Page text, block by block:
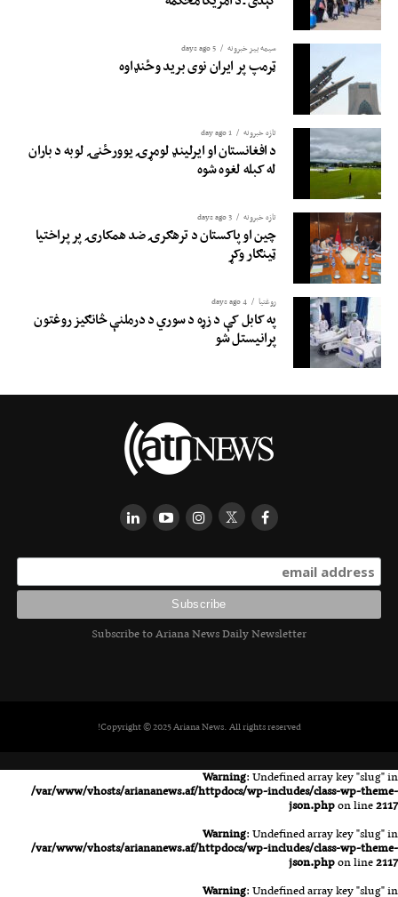
سیمه ییز خبرونه 5 days ago
ټرمپ پر ایران نوی برید وځنډاوه
تازه خبرونه 1 day ago
د افغانستان او ایرلینډ لومړۍ یوورځنۍ لوبه د باران
له کبله لغوه شوه
تازه خبرونه 3 days ago
چین او پاکستان د ترهګرۍ ضد همکارۍ پر پراختیا
ټینګار وکړ
روغتيا 4 days ago
په کابل کې د زړه د سوري د درملنې څانګیز روغتون
پرانیستل شو
Subscribe to Ariana News Daily Newsletter
Copyright © 2025 Ariana News. All rights reserved!
Warning: Undefined array key "slug" in
/var/www/vhosts/ariananews.af/httpdocs/wp-includes/class-wp-theme-
json.phpon line2117
Warning: Undefined array key "slug" in
/var/www/vhosts/ariananews.af/httpdocs/wp-includes/class-wp-theme-
json.phpon line2117
Warning: Undefined array key "slug" in